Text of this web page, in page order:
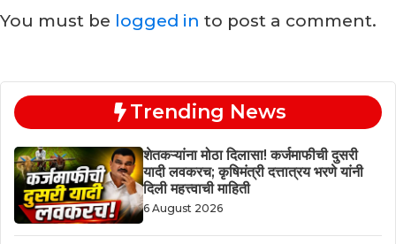
You must be logged in to post a comment.
Trending News
शेतकऱ्यांना मोठा दिलासा! कर्जमाफीची दुसरी
यादी लवकरच; कृषिमंत्री दत्तात्रय भरणे यांनी
दिली महत्त्वाची माहिती
6 August 2026